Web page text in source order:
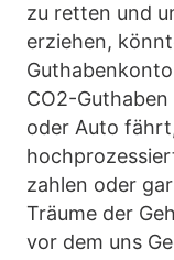
zu retten und
erziehen,
CO2-
oder Auto
zahlen oder
Träume der
vor dem uns